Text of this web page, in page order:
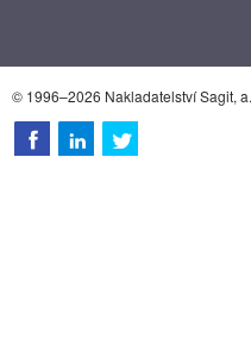
© 1996–2026 Nakladatelství Sagit,